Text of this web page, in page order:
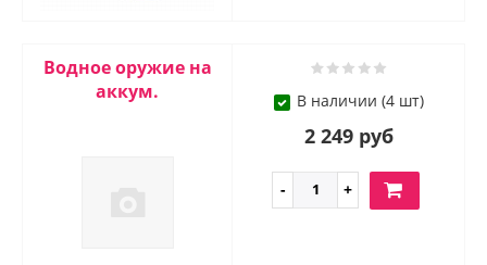
Водное оружие на
аккум.
В наличии (4 шт)
2 249 руб